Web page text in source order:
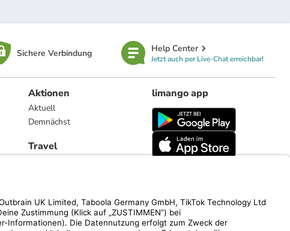
Sichere Verbindung Help Center
Jetzt auch per Live-Chat erreichbar!
Aktionen
Aktuell
Demnächst
Travel
limango app